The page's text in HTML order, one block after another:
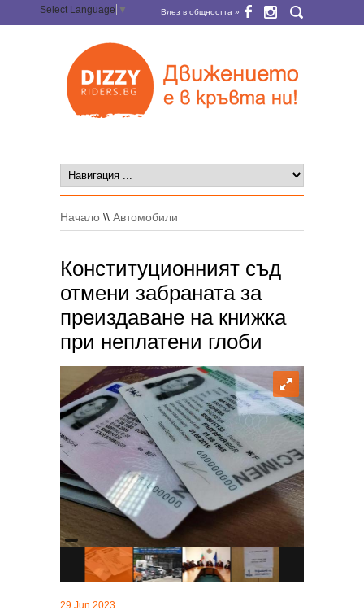
Select Language ▼ Влез в общността »
Начало \\ Автомобили
Конституционният съд
отмени забраната за
преиздаване на книжка
при неплатени глоби
29 Jun 2023